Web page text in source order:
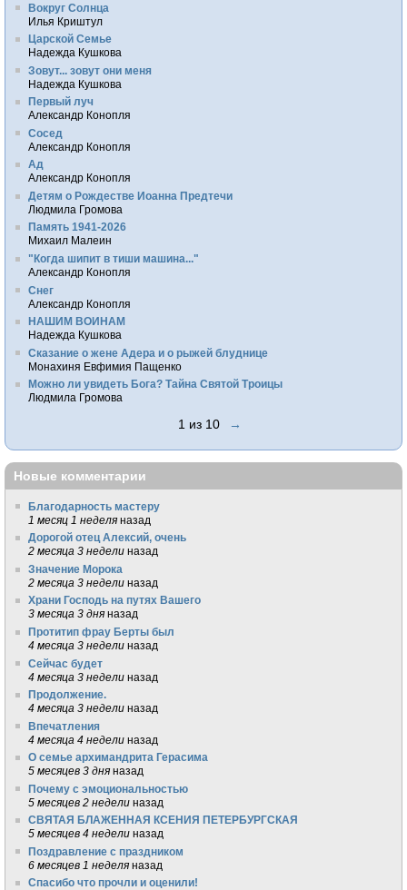
Вокруг Солнца
Илья Криштул
Царской Семье
Надежда Кушкова
Зовут... зовут они меня
Надежда Кушкова
Первый луч
Александр Конопля
Сосед
Александр Конопля
Ад
Александр Конопля
Детям о Рождестве Иоанна Предтечи
Людмила Громова
Память 1941-2026
Михаил Малеин
"Когда шипит в тиши машина..."
Александр Конопля
Снег
Александр Конопля
НАШИМ ВОИНАМ
Надежда Кушкова
Сказание о жене Адера и о рыжей блуднице
Монахиня Евфимия Пащенко
Можно ли увидеть Бога? Тайна Святой Троицы
Людмила Громова
1 из 10 →
Новые комментарии
Благодарность мастеру
1 месяц 1 неделя назад
Дорогой отец Алексий, очень
2 месяца 3 недели назад
Значение Морока
2 месяца 3 недели назад
Храни Господь на путях Вашего
3 месяца 3 дня назад
Протитип фрау Берты был
4 месяца 3 недели назад
Сейчас будет
4 месяца 3 недели назад
Продолжение.
4 месяца 3 недели назад
Впечатления
4 месяца 4 недели назад
О семье архимандрита Герасима
5 месяцев 3 дня назад
Почему с эмоциональностью
5 месяцев 2 недели назад
СВЯТАЯ БЛАЖЕННАЯ КСЕНИЯ ПЕТЕРБУРГСКАЯ
5 месяцев 4 недели назад
Поздравление с праздником
6 месяцев 1 неделя назад
Спасибо что прочли и оценили!